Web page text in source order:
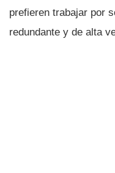
prefieren trabajar por
redundante y de alta